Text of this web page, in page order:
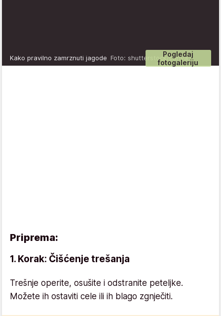
Pogledaj
fotogaleriju
Kako pravilno zamrznuti jagode Foto: shutterstock/canva
Priprema:
1. Korak: Čišćenje trešanja
Trešnje operite, osušite i odstranite peteljke.
Možete ih ostaviti cele ili ih blago zgnječiti.